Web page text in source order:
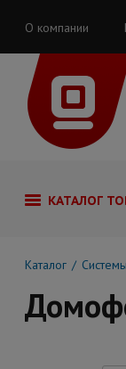
О компании
КАТАЛОГ
Каталог